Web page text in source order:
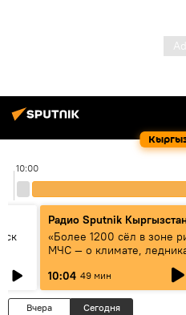
10:00
Радио Sputnik
«Более 1200 сёл в зоне
МЧС — о климате,
населения
10:04 49 мин
Вчера Сегодня